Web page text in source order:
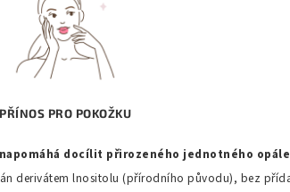
PŘÍNOS PRO POKOŽKU
napomáhá docílit přirozeného jednotného
derivátem lnositolu (přírodního původu), bez